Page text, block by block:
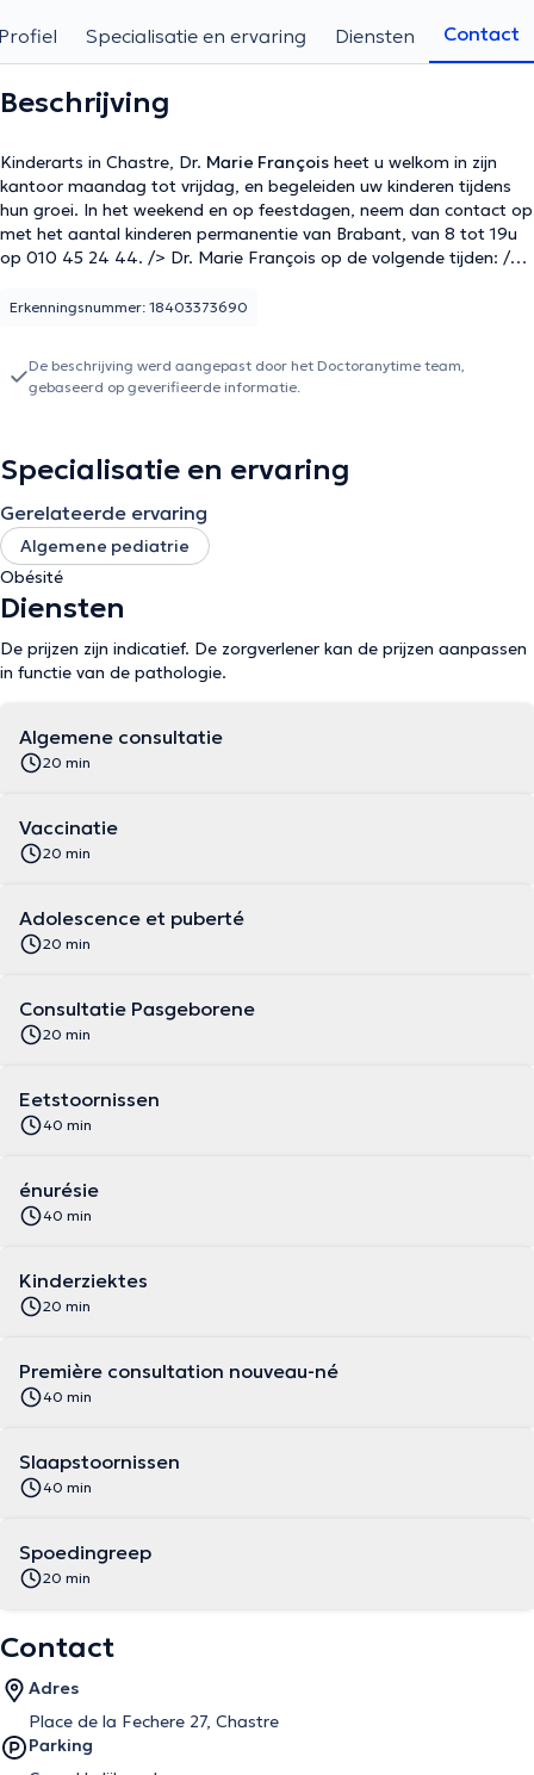
Specialisatie en ervaring Diensten Contact
Beschrijving
Kinderarts in Chastre, Dr. Marie François heet u welkom in zijn
kantoor maandag tot vrijdag, en begeleiden uw kinderen tijdens
hun groei. In het weekend en op feestdagen, neem dan contact op
met het aantal kinderen permanentie van Brabant, van 8 tot 19u
op 010 45 24 44. /> Dr. Marie François op de volgende tijden: />
17:20 tot 18u /> Donderdag: vanaf 16:40 tot 17u en 18u op 18:40
van 17u tot 19u /> Dinsdag: vanaf 17:40 om 18:40 /> Woensdag:
van 16:20 om 17:20 /> Donderdag: van 17u tot 18u /> en met
vertaald door google translate
Erkenningsnummer: 18403373690
De beschrijving werd aangepast door het Doctoranytime team,
gebaseerd op geverifieerde informatie.
Specialisatie en ervaring
Gerelateerde ervaring
Algemene pediatrie
Obésité
Diensten
De prijzen zijn indicatief. De zorgverlener kan de prijzen aanpassen
in functie van de pathologie.
Algemene consultatie
20 min
Vaccinatie
20 min
Adolescence et puberté
20 min
Consultatie Pasgeborene
20 min
Eetstoornissen
40 min
énurésie
40 min
Kinderziektes
20 min
Première consultation nouveau-né
40 min
Slaapstoornissen
40 min
Spoedingreep
20 min
Contact
Adres
Place de la Fechere 27, Chastre
Parking